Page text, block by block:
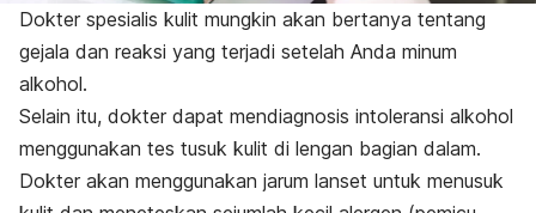
Dokter spesialis kulit mungkin akan bertanya tentang
gejala dan reaksi yang terjadi setelah Anda minum
alkohol.
Selain itu, dokter dapat mendiagnosis intoleransi alkohol
menggunakan tes tusuk kulit di lengan bagian dalam.
Dokter akan menggunakan jarum lanset untuk menusuk